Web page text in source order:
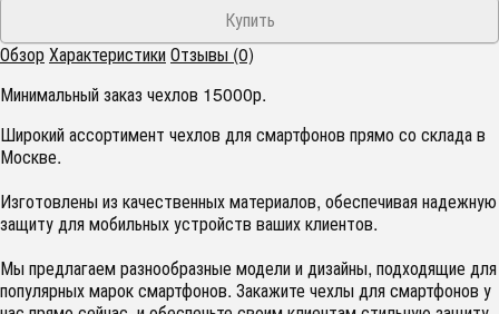
ОбзорХарактеристикиОтзывы (0)
Минимальный заказ чехлов 15000р.
Широкий ассортимент чехлов для смартфонов прямо со склада в
Москве.
Изготовлены из качественных материалов, обеспечивая надежную
защиту для мобильных устройств ваших клиентов.
Мы предлагаем разнообразные модели и дизайны, подходящие для
популярных марок смартфонов. Закажите чехлы для смартфонов у